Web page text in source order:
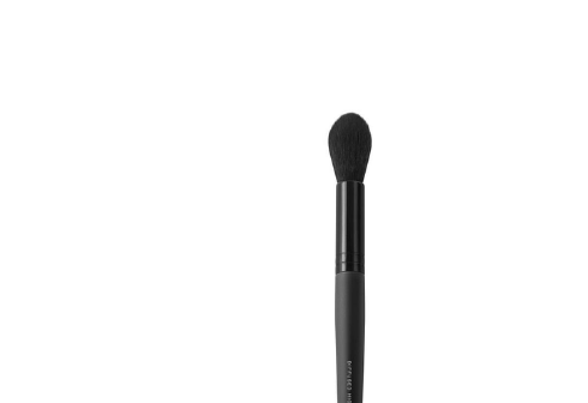
Sponsoriltamme
IdealofMeD Kauppa